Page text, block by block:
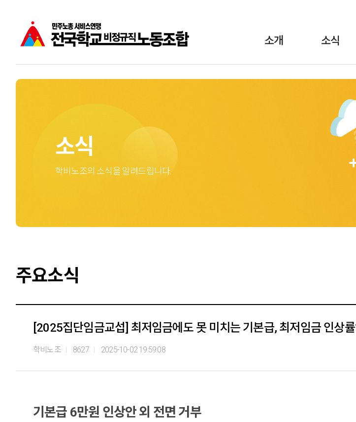
소개 소식
소식
학비노조의 소식을 알려드립니다.
주요소식
[2025집단임금교섭] 최저임금에도 못 미치는 기본급, 최저임금 인상
학비노조 8627 2025-10-02 19:59:08
기본급 6만원 인상안 외 전면 거부